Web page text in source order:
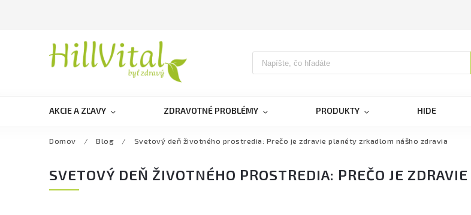
AKCIE A ZĽAVY ZDRAVOTNÉ PROBLÉMY PRODUKTY HIDE
Domov / Blog / Svetový deň životného prostredia: Prečo je zdravie planéty zrkadlom nášho zdravia
SVETOVÝ DEŇ ŽIVOTNÉHO PROSTREDIA: PREČO JE